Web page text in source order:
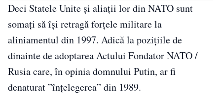
Deci Statele Unite și aliații lor din NATO sunt
somați să își retragă forțele militare la
aliniamentul din 1997. Adică la pozițiile de
dinainte de adoptarea Actului Fondator NATO /
Rusia care, în opinia domnului Putin, ar fi
denaturat ”înțelegerea” din 1989.